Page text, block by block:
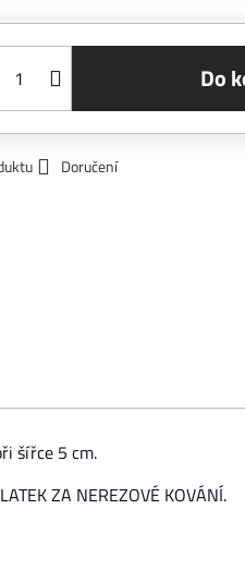
Do
Doručení
šířce 5 cm.
ZA NEREZOVÉ KOVÁNÍ.